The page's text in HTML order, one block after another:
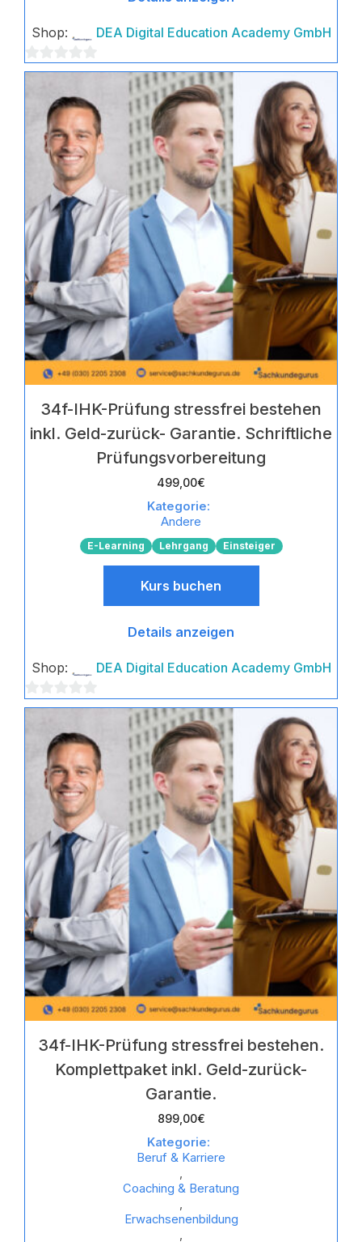
Shop: DEA Digital Education Academy GmbH
0
34f-IHK-Prüfung stressfrei bestehen
inkl. Geld-zurück- Garantie. Schriftliche
Prüfungsvorbereitung
499,00€
Kategorie:
Andere
E-Learning Lehrgang Einsteiger
Kurs buchen
Details anzeigen
Shop: DEA Digital Education Academy GmbH
0
34f-IHK-Prüfung stressfrei bestehen.
Komplettpaket inkl. Geld-zurück-
Garantie.
899,00€
Kategorie:
Beruf & Karriere
,
Coaching & Beratung
,
Erwachsenenbildung
,